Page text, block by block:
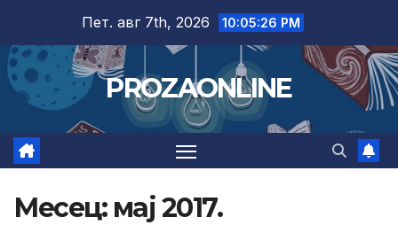
content
Пет. авг 7th, 2026 10:05:27 PM
PROZAONLINE
Месец: мај 2017.